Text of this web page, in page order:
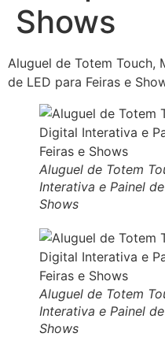
Shows
Aluguel de Totem Touch,
de LED para Feiras e
Aluguel de Totem
Interativa e Painel
Shows
Aluguel de Totem
Interativa e Painel
Shows